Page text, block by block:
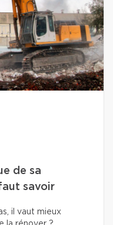
de sa
savoir
il vaut mieux